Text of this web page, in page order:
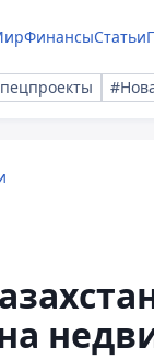
ФинансыСтатьи